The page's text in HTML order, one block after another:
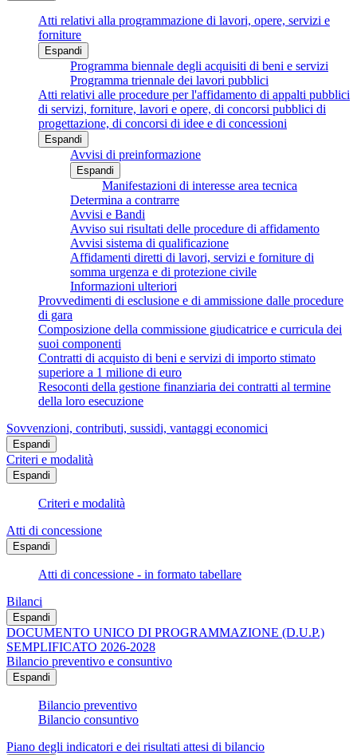
Atti relativi alla programmazione di lavori, opere, servizi e
forniture
Espandi
Programma biennale degli acquisiti di beni e servizi
Programma triennale dei lavori pubblici
Atti relativi alle procedure per l'affidamento di appalti pubblici
di servizi, forniture, lavori e opere, di concorsi pubblici di
progettazione, di concorsi di idee e di concessioni
Espandi
Avvisi di preinformazione
Espandi
Manifestazioni di interesse area tecnica
Determina a contrarre
Avvisi e Bandi
Avviso sui risultati delle procedure di affidamento
Avvisi sistema di qualificazione
Affidamenti diretti di lavori, servizi e forniture di
somma urgenza e di protezione civile
Informazioni ulteriori
Provvedimenti di esclusione e di ammissione dalle procedure
di gara
Composizione della commissione giudicatrice e curricula dei
suoi componenti
Contratti di acquisto di beni e servizi di importo stimato
superiore a 1 milione di euro
Resoconti della gestione finanziaria dei contratti al termine
della loro esecuzione
Sovvenzioni, contributi, sussidi, vantaggi economici
Espandi
Criteri e modalità
Espandi
Criteri e modalità
Atti di concessione
Espandi
Atti di concessione - in formato tabellare
Bilanci
Espandi
DOCUMENTO UNICO DI PROGRAMMAZIONE (D.U.P.)
SEMPLIFICATO 2026-2028
Bilancio preventivo e consuntivo
Espandi
Bilancio preventivo
Bilancio consuntivo
Piano degli indicatori e dei risultati attesi di bilancio